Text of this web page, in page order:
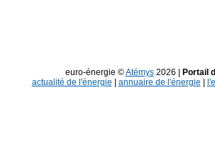
euro-énergie ©Atémys2026 |
Portail
actualité de l'énergie
annuaire de l'énergie